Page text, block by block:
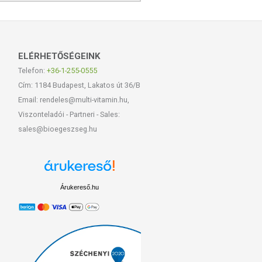
ELÉRHETŐSÉGEINK
Telefon: +36-1-255-0555
Cím: 1184 Budapest, Lakatos út 36/B
Email: rendeles@multi-vitamin.hu,
Viszonteladói - Partneri - Sales:
sales@bioegeszseg.hu
Árukereső.hu